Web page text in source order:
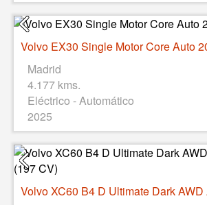
Madrid
4.177 kms.
Eléctrico - Automático
2025